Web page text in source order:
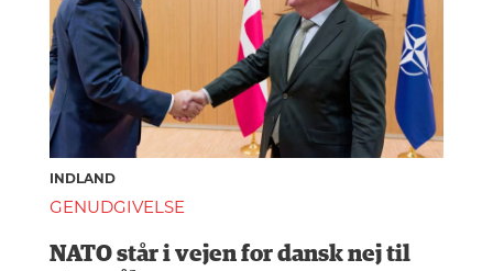
INDLAND
GENUDGIVELSE
NATO står i vejen for dansk nej til